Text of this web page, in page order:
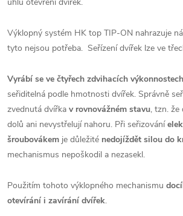
Výklopný systém HK top TIP-ON nahrazuje
tyto nejsou potřeba. Seřízení dvířek lze ve
Vyrábí se ve čtyřech zdvihacích výkonnostech
seřiditelná podle hmotnosti dvířek. Správně
zvednutá dvířka v rovnovážném stavu, tzn. že
dolů ani nevystřelují nahoru. Při seřizování
šroubovákem je důležité nedojíždět silou do
mechanismus nepoškodil a nezasekl.
Použitím tohoto výklopného mechanismu
otevírání i zavírání dvířek.